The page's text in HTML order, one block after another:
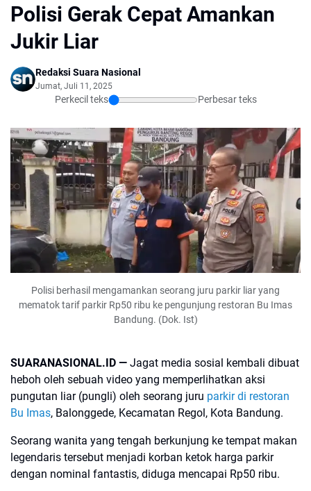
Polisi Gerak Cepat Amankan
Jukir Liar
Redaksi Suara Nasional
Jumat, Juli 11, 2025
Perkecil teks Perbesar teks
Polisi berhasil mengamankan seorang juru parkir liar yang
mematok tarif parkir Rp50 ribu ke pengunjung restoran Bu Imas
Bandung. (Dok. Ist)
SUARANASIONAL.ID — Jagat media sosial kembali dibuat
heboh oleh sebuah video yang memperlihatkan aksi
pungutan liar (pungli) oleh seorang juru parkir di restoran
Bu Imas, Balonggede, Kecamatan Regol, Kota Bandung.
Seorang wanita yang tengah berkunjung ke tempat makan
legendaris tersebut menjadi korban ketok harga parkir
dengan nominal fantastis, diduga mencapai Rp50 ribu.